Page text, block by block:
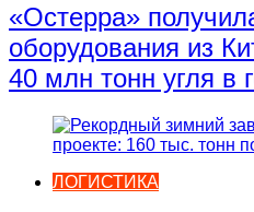
«Остерра»
оборудования из
40 млн тонн угля в
ЛОГИСТИКА